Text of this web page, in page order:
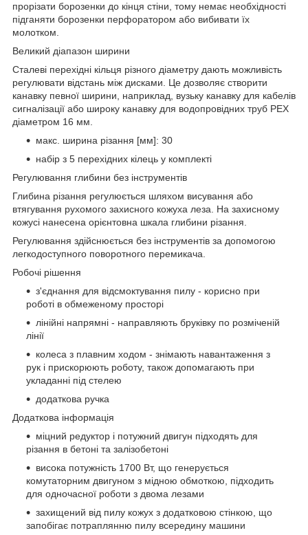
прорізати борозенки до кінця стіни, тому немає необхідності
підганяти борозенки перфоратором або вибивати їх
молотком.
Великий діапазон ширини
Сталеві перехідні кільця різного діаметру дають можливість
регулювати відстань між дисками. Це дозволяє створити
канавку певної ширини, наприклад, вузьку канавку для кабелів
сигналізації або широку канавку для водопровідних труб PEX
діаметром 16 мм.
макс. ширина різання [мм]: 30
набір з 5 перехідних кілець у комплекті
Регулювання глибини без інструментів
Глибина різання регулюється шляхом висування або
втягування рухомого захисного кожуха леза. На захисному
кожусі нанесена орієнтовна шкала глибини різання.
Регулювання здійснюється без інструментів за допомогою
легкодоступного поворотного перемикача.
Робочі рішення
з'єднання для відсмоктування пилу - корисно при
роботі в обмеженому просторі
лінійні напрямні - направляють бруківку по розміченій
лінії
колеса з плавним ходом - знімають навантаження з
рук і прискорюють роботу, також допомагають при
укладанні під стелею
додаткова ручка
Додаткова інформація
міцний редуктор і потужний двигун підходять для
різання в бетоні та залізобетоні
висока потужність 1700 Вт, що генерується
комутаторним двигуном з мідною обмоткою, підходить
для одночасної роботи з двома лезами
захищений від пилу кожух з додатковою стінкою, що
запобігає потраплянню пилу всередину машини